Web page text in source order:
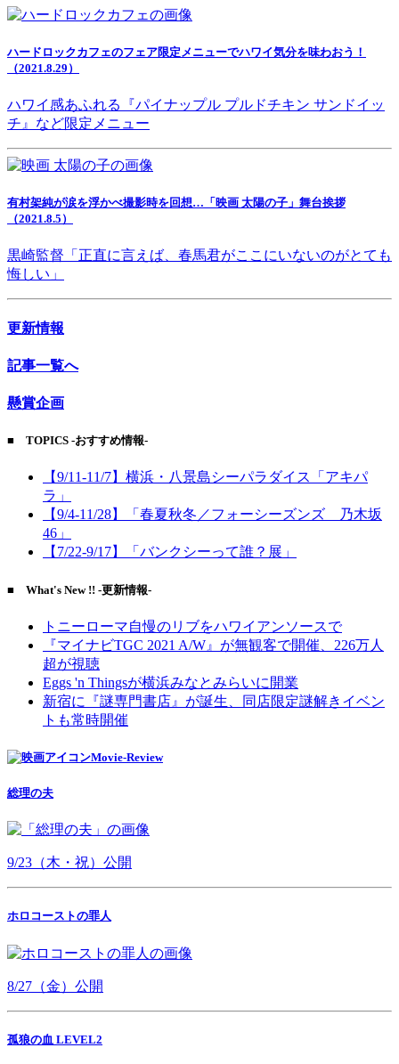
ハードロックカフェのフェア限定メニューでハワイ気分を味わおう！
（2021.8.29）
ハワイ感あふれる『パイナップル プルドチキン サンドイッ
チ』など限定メニュー
有村架純が涙を浮かべ撮影時を回想…「映画 太陽の子」舞台挨拶
（2021.8.5）
黒崎監督「正直に言えば、春馬君がここにいないのがとても
悔しい」
更新情報
記事一覧へ
懸賞企画
■ TOPICS -おすすめ情報-
【9/11-11/7】横浜・八景島シーパラダイス「アキパ
ラ」
【9/4-11/28】「春夏秋冬／フォーシーズンズ 乃木坂
46」
【7/22-9/17】「バンクシーって誰？展」
■ What's New !! -更新情報-
トニーローマ自慢のリブをハワイアンソースで
『マイナビTGC 2021 A/W』が無観客で開催、226万人
超が視聴
Eggs 'n Thingsが横浜みなとみらいに開業
新宿に『謎専門書店』が誕生、同店限定謎解きイベン
トも常時開催
Movie-Review
総理の夫
9/23（木・祝）公開
ホロコーストの罪人
8/27（金）公開
孤狼の血 LEVEL2